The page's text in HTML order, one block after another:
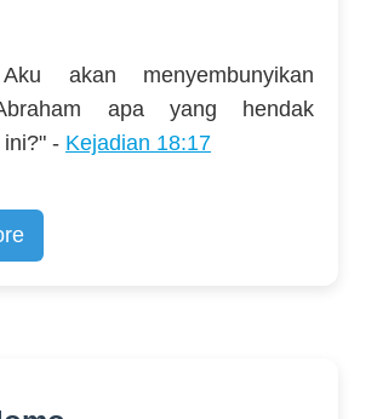
akan menyembunyikan
apa yang hendak
- Kejadian 18:17